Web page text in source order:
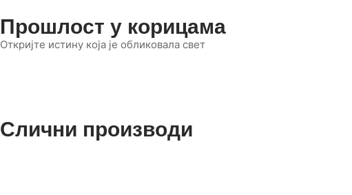
Прошлост у корицама
Откријте истину која је обликовала свет
Слични производи